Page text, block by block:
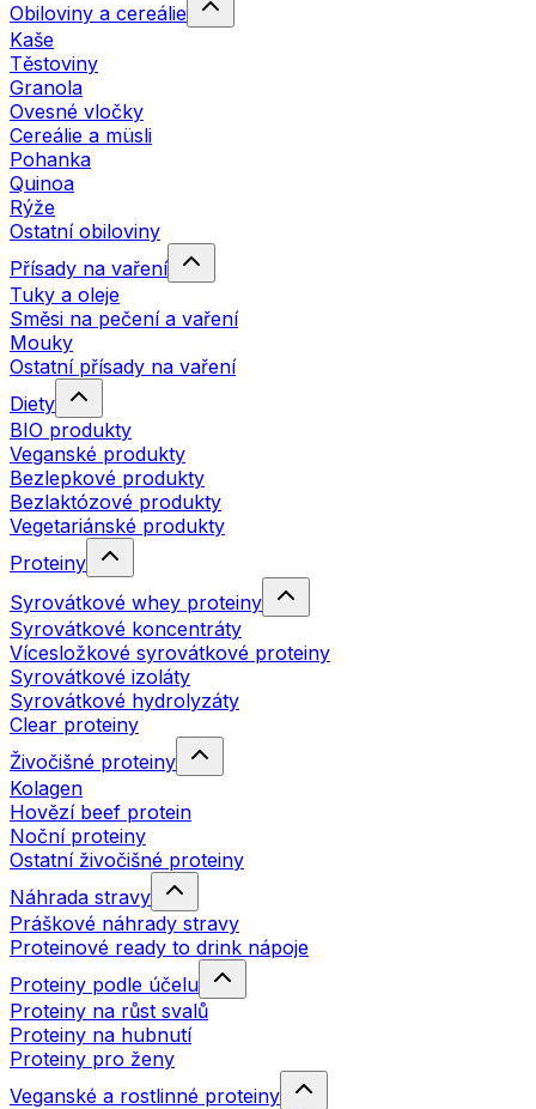
Obiloviny a cereálie
Kaše
Těstoviny
Granola
Ovesné vločky
Cereálie a müsli
Pohanka
Quinoa
Rýže
Ostatní obiloviny
Přísady na vaření
Tuky a oleje
Směsi na pečení a vaření
Mouky
Ostatní přísady na vaření
Diety
BIO produkty
Veganské produkty
Bezlepkové produkty
Bezlaktózové produkty
Vegetariánské produkty
Proteiny
Syrovátkové whey proteiny
Syrovátkové koncentráty
Vícesložkové syrovátkové proteiny
Syrovátkové izoláty
Syrovátkové hydrolyzáty
Clear proteiny
Živočišné proteiny
Kolagen
Hovězí beef protein
Noční proteiny
Ostatní živočišné proteiny
Náhrada stravy
Práškové náhrady stravy
Proteinové ready to drink nápoje
Proteiny podle účelu
Proteiny na růst svalů
Proteiny na hubnutí
Proteiny pro ženy
Veganské a rostlinné proteiny